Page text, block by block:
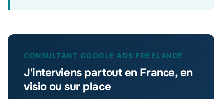
CONSULTANT GOOGLE ADS FREELANCE
J'interviens partout en France, en
visio ou sur place